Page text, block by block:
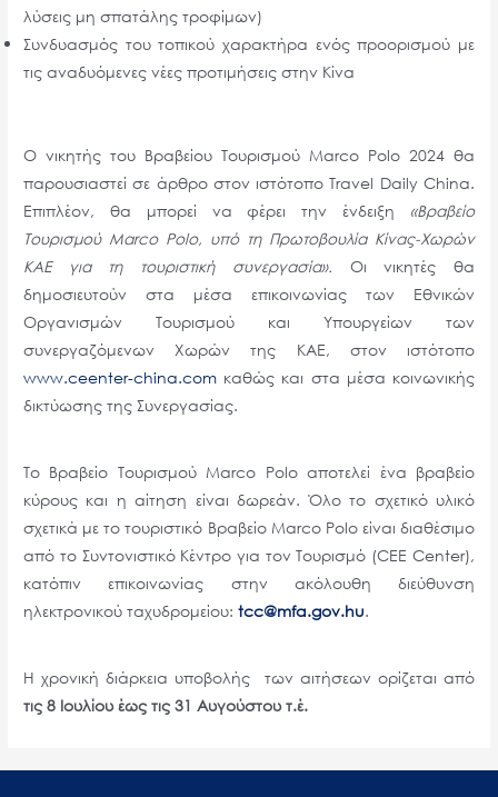
λύσεις μη σπατάλης τροφίμων)
Συνδυασμός του τοπικού χαρακτήρα ενός προορισμού με
τις αναδυόμενες νέες προτιμήσεις στην Κίνα
Ο νικητής του Βραβείου Τουρισμού Marco Polo 2024 θα
παρουσιαστεί σε άρθρο στον ιστότοπο Travel Daily China.
Επιπλέον, θα μπορεί να φέρει την ένδειξη «Βραβείο
Τουρισμού Marco Polo, υπό τη Πρωτοβουλία Κίνας-Χωρών
ΚΑΕ για τη τουριστική συνεργασία». Οι νικητές θα
δημοσιευτούν στα μέσα επικοινωνίας των Εθνικών
Οργανισμών Τουρισμού και Υπουργείων των
συνεργαζόμενων Χωρών της ΚΑΕ, στον ιστότοπο
www.ceenter-china.com καθώς και στα μέσα κοινωνικής
δικτύωσης της Συνεργασίας.
Το Βραβείο Τουρισμού Marco Polo αποτελεί ένα βραβείο
κύρους και η αίτηση είναι δωρεάν. Όλο το σχετικό υλικό
σχετικά με το τουριστικό Βραβείο Marco Polo είναι διαθέσιμο
από το Συντονιστικό Κέντρο για τον Τουρισμό (CEE Center),
κατόπιν επικοινωνίας στην ακόλουθη διεύθυνση
ηλεκτρονικού ταχυδρομείου:tcc@mfa.gov.hu.
Η χρονική διάρκεια υποβολής των αιτήσεων ορίζεται από
τις 8 Ιουλίου έως τις 31 Αυγούστου τ.έ.